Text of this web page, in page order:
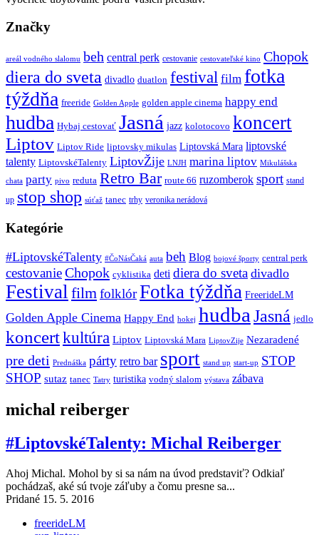
Značky
areál vodného slalomu beh central perk cestovanie cestovateľské kino Chopok
diera do sveta divadlo duatlon festival film fotka
týždňa freeride Golden Apple golden apple cinema happy end
hudba Hybaj cestovať Jasná jazz kolotocovo koncert
Liptov Liptov Ride liptovsky mikulas Liptovská Mara liptovské
talenty LiptovskéTalenty LiptovŽije LNJH marina liptov Mikulášska
chata party pivo reduta Retro Bar route 66 ruzomberok sport stand
up stop shop súťaž tanec trhy veronika nerádová
Kategórie
#LiptovskéTalenty #ČoNásČaká auta beh Blog bojové športy central perk
cestovanieChopok cyklistika deti diera do sveta divadlo
Festival filmfolklórFotka týždňa FreerideLM
Golden Apple Cinema Happy End hokej hudba Jasná jedlo
koncertkultúra Liptov Liptovská Mara LiptovZije Nezaradené
pre deti Prednáška párty retro bar sport stand up start-up STOP
SHOP sutaz tanec Tatry turistika vodný slalom výstava zábava
michal reiberger
#LiptovskéTalenty: Michal Reiberger
Ahoj Michal. Mohol by si sa nám na úvod predstaviť? Odkiaľ
pochádzaš, aké sú tvoje záľuby a čomu presne sa...
Pridané 15. 5. 2016
freerideLM